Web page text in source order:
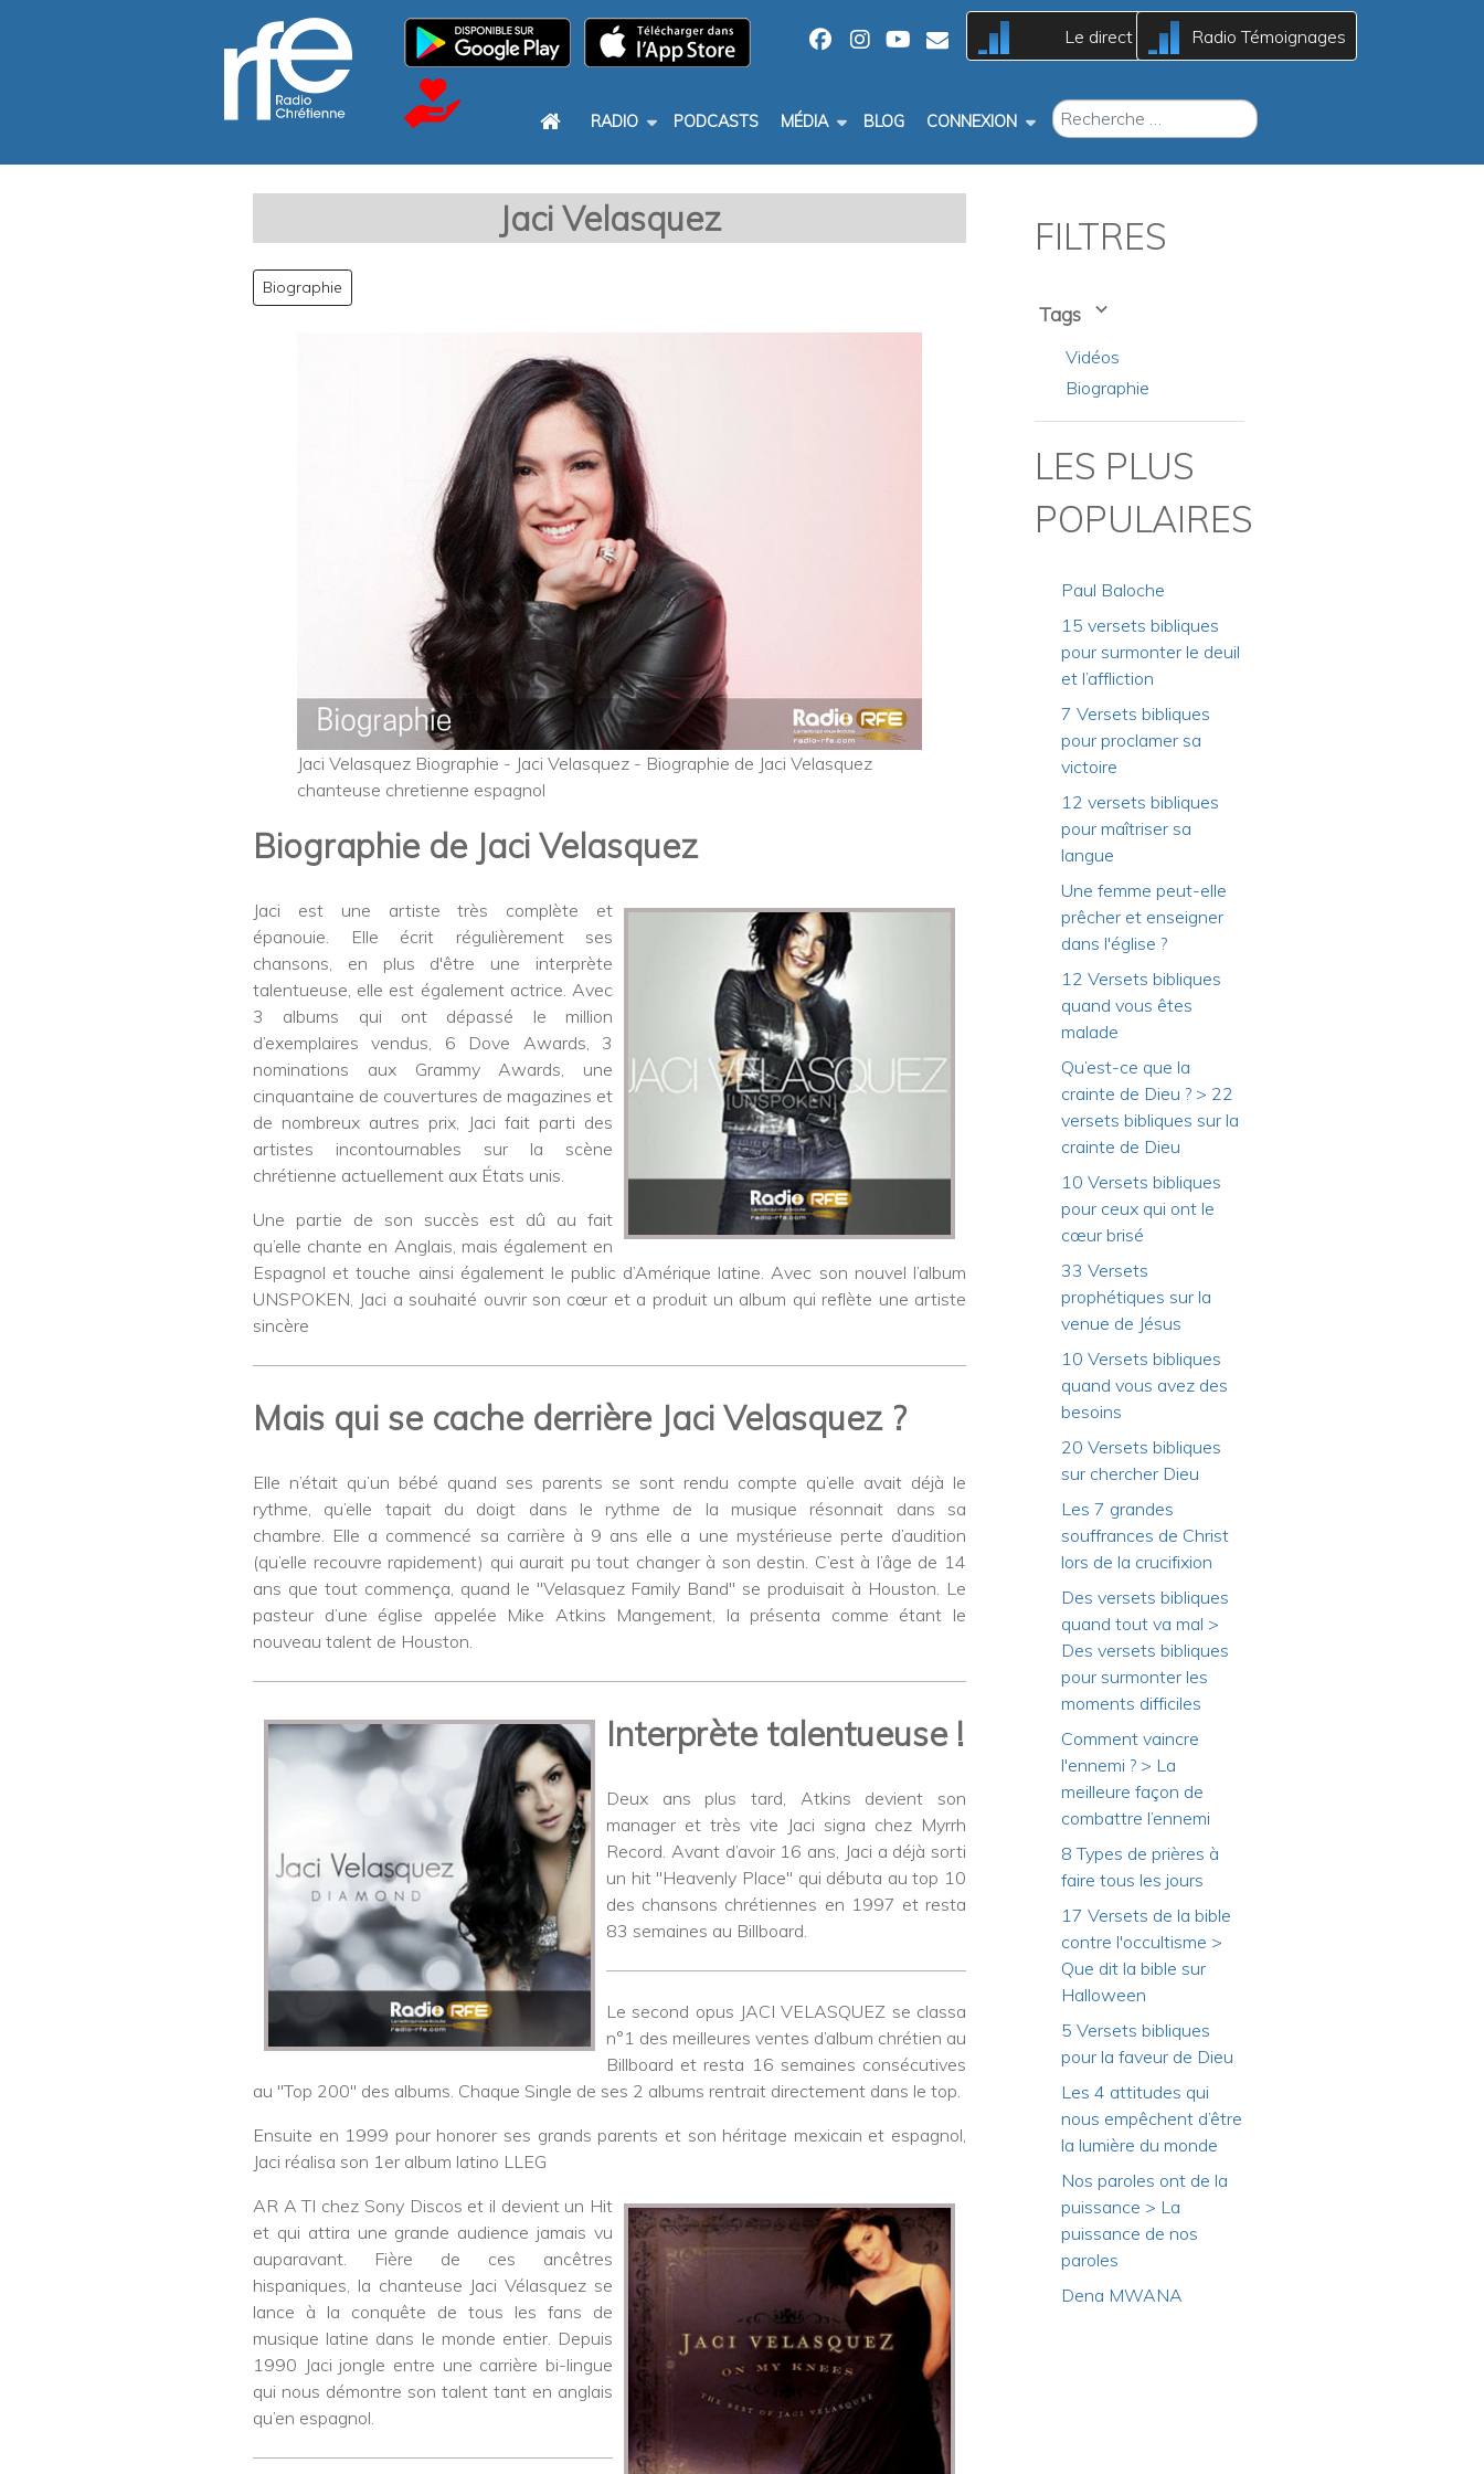
A
Bc Le direct A
Bc Radio Témoignages
RADIO PODCASTS MÉDIA BLOG CONNEXION
RECHERCHER
Jaci Velasquez
Biographie
Jaci Velasquez Biographie - Jaci Velasquez - Biographie de Jaci Velasquez
chanteuse chretienne espagnol
Biographie de Jaci Velasquez
Jaci est une artiste très complète et
épanouie. Elle écrit régulièrement ses
chansons, en plus d'être une interprète
talentueuse, elle est également actrice. Avec
3 albums qui ont dépassé le million
d’exemplaires vendus, 6 Dove Awards, 3
nominations aux Grammy Awards, une
cinquantaine de couvertures de magazines et
de nombreux autres prix, Jaci fait parti des
artistes incontournables sur la scène
chrétienne actuellement aux États unis.
Une partie de son succès est dû au fait
qu’elle chante en Anglais, mais également en
Espagnol et touche ainsi également le public d’Amérique latine. Avec son nouvel l’album
UNSPOKEN, Jaci a souhaité ouvrir son cœur et a produit un album qui reflète une artiste
sincère
Mais qui se cache derrière Jaci Velasquez ?
Elle n’était qu’un bébé quand ses parents se sont rendu compte qu’elle avait déjà le
rythme, qu’elle tapait du doigt dans le rythme de la musique résonnait dans sa
chambre. Elle a commencé sa carrière à 9 ans elle a une mystérieuse perte d’audition
(qu’elle recouvre rapidement) qui aurait pu tout changer à son destin. C’est à l’âge de 14
ans que tout commença, quand le "Velasquez Family Band" se produisait à Houston. Le
pasteur d’une église appelée Mike Atkins Mangement, la présenta comme étant le
nouveau talent de Houston.
Interprète talentueuse !
Deux ans plus tard, Atkins devient son
manager et très vite Jaci signa chez Myrrh
Record. Avant d’avoir 16 ans, Jaci a déjà sorti
un hit "Heavenly Place" qui débuta au top 10
des chansons chrétiennes en 1997 et resta
83 semaines au Billboard.
Le second opus JACI VELASQUEZ se classa
n°1 des meilleures ventes d’album chrétien au
Billboard et resta 16 semaines consécutives
au "Top 200" des albums. Chaque Single de ses 2 albums rentrait directement dans le top.
Ensuite en 1999 pour honorer ses grands parents et son héritage mexicain et espagnol,
Jaci réalisa son 1er album latino LLEG
AR A TI chez Sony Discos et il devient un Hit
et qui attira une grande audience jamais vu
auparavant. Fière de ces ancêtres
hispaniques, la chanteuse Jaci Vélasquez se
lance à la conquête de tous les fans de
musique latine dans le monde entier. Depuis
1990 Jaci jongle entre une carrière bi-lingue
qui nous démontre son talent tant en anglais
qu’en espagnol.
FILTRES
Tags
Vidéos
Biographie
LES PLUS
POPULAIRES
Paul Baloche
15 versets bibliques
pour surmonter le deuil
et l’affliction
7 Versets bibliques
pour proclamer sa
victoire
12 versets bibliques
pour maîtriser sa
langue
Une femme peut-elle
prêcher et enseigner
dans l'église ?
12 Versets bibliques
quand vous êtes
malade
Qu’est-ce que la
crainte de Dieu ? > 22
versets bibliques sur la
crainte de Dieu
10 Versets bibliques
pour ceux qui ont le
cœur brisé
33 Versets
prophétiques sur la
venue de Jésus
10 Versets bibliques
quand vous avez des
besoins
20 Versets bibliques
sur chercher Dieu
Les 7 grandes
souffrances de Christ
lors de la crucifixion
Des versets bibliques
quand tout va mal >
Des versets bibliques
pour surmonter les
moments difficiles
Comment vaincre
l'ennemi ? > La
meilleure façon de
combattre l’ennemi
8 Types de prières à
faire tous les jours
17 Versets de la bible
contre l'occultisme >
Que dit la bible sur
Halloween
5 Versets bibliques
pour la faveur de Dieu
Les 4 attitudes qui
nous empêchent d’être
la lumière du monde
Nos paroles ont de la
puissance > La
puissance de nos
paroles
Dena MWANA